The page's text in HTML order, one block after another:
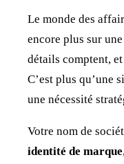
Le monde des
encore plus sur
détails comptent,
C’est plus qu’une
une nécessité
Votre nom de
identité de marque